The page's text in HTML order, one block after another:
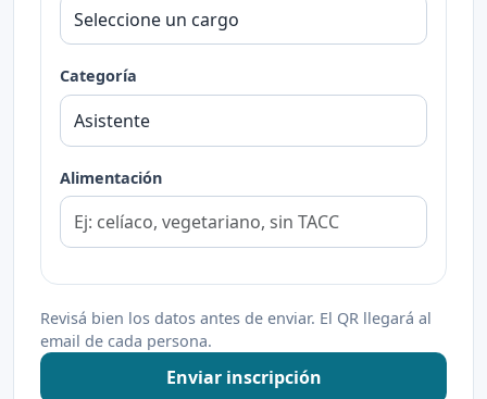
Categoría
Alimentación
Revisá bien los datos antes de enviar. El QR llegará al
email de cada persona.
Enviar inscripción